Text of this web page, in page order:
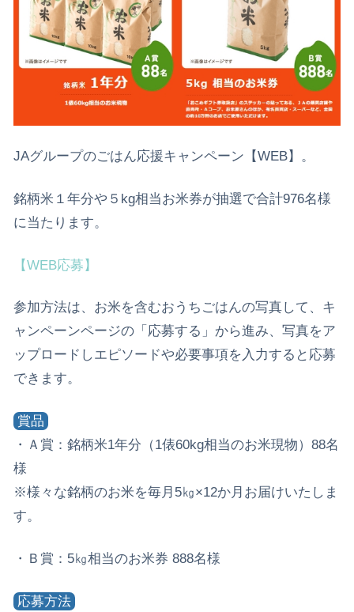
JAグループのごはん応援キャンペーン【WEB】。
銘柄米１年分や５kg相当お米券が抽選で合計976名様
に当たります。
【WEB応募】
参加方法は、お米を含むおうちごはんの写真して、キ
ャンペーンページの「応募する」から進み、写真をア
ップロードしエピソードや必要事項を入力すると応募
できます。
賞品
・Ａ賞：銘柄米1年分（1俵60kg相当のお米現物）88名
様
※様々な銘柄のお米を毎月5㎏×12か月お届けいたしま
す。
・Ｂ賞：5㎏相当のお米券 888名様
応募方法